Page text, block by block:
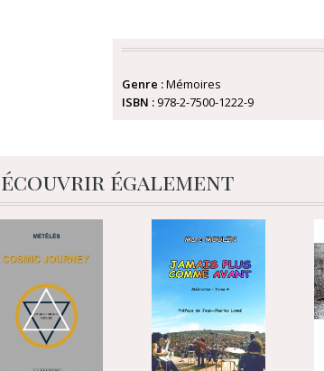
Genre :Mémoires
ISBN : 978-2-7500-1222-9
également